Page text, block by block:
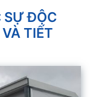
SỰ ĐỘC
TIẾT